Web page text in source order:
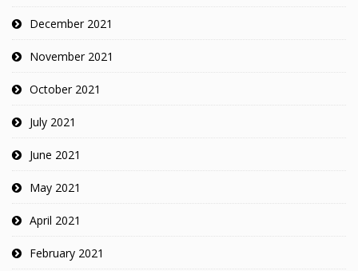
December 2021
November 2021
October 2021
July 2021
June 2021
May 2021
April 2021
February 2021